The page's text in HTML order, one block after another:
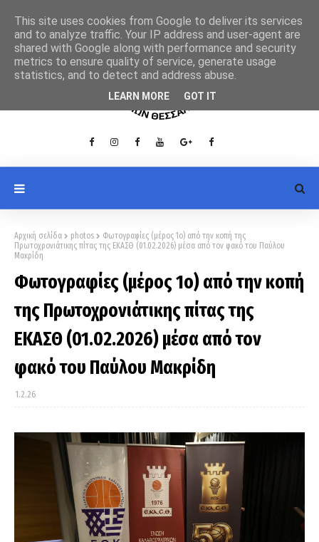
Αρχική σελίδα photos
Φωτογραφίες (μέρος 1ο) από την κοπή της
Πρωτοχρονιάτικης πίτας της ΕΚΑΣΘ (01.02.2026) μέσα από τον φακό του Παύλου
Μακρίδη
Φωτογραφίες (μέρος 1ο) από την κοπή
της Πρωτοχρονιάτικης πίτας της
ΕΚΑΣΘ (01.02.2026) μέσα από τον
φακό του Παύλου Μακρίδη
1.2.26
This site uses cookies from Google to deliver its services
and to analyze traffic. Your IP address and user-agent are
shared with Google along with performance and security
metrics to ensure quality of service, generate usage
statistics, and to detect and address abuse.
LEARN MORE GOT IT